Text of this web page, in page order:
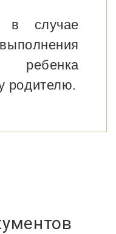
в случае
ребенка
родителю.